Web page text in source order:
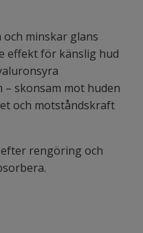
minskar glans
effekt för känslig hud
– skonsam mot huden
och motståndskraft
rengöring och